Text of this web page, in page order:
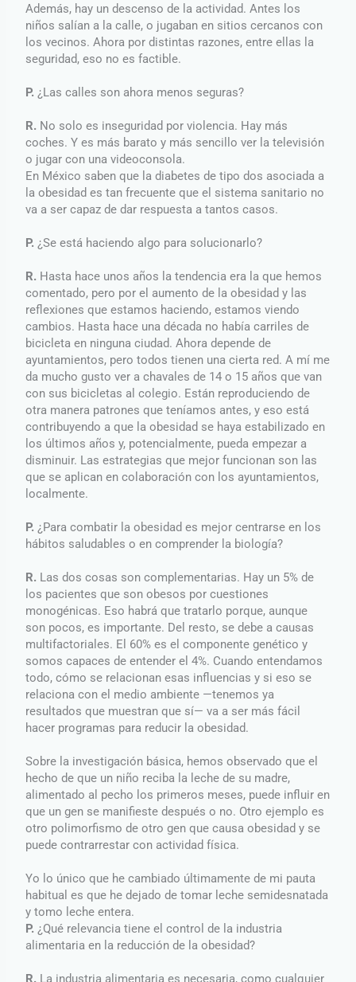
Además, hay un descenso de la actividad. Antes los
niños salían a la calle, o jugaban en sitios cercanos con
los vecinos. Ahora por distintas razones, entre ellas la
seguridad, eso no es factible.
P. ¿Las calles son ahora menos seguras?
R. No solo es inseguridad por violencia. Hay más
coches. Y es más barato y más sencillo ver la televisión
o jugar con una videoconsola.
En México saben que la diabetes de tipo dos asociada a
la obesidad es tan frecuente que el sistema sanitario no
va a ser capaz de dar respuesta a tantos casos.
P. ¿Se está haciendo algo para solucionarlo?
R. Hasta hace unos años la tendencia era la que hemos
comentado, pero por el aumento de la obesidad y las
reflexiones que estamos haciendo, estamos viendo
cambios. Hasta hace una década no había carriles de
bicicleta en ninguna ciudad. Ahora depende de
ayuntamientos, pero todos tienen una cierta red. A mí me
da mucho gusto ver a chavales de 14 o 15 años que van
con sus bicicletas al colegio. Están reproduciendo de
otra manera patrones que teníamos antes, y eso está
contribuyendo a que la obesidad se haya estabilizado en
los últimos años y, potencialmente, pueda empezar a
disminuir. Las estrategias que mejor funcionan son las
que se aplican en colaboración con los ayuntamientos,
localmente.
P. ¿Para combatir la obesidad es mejor centrarse en los
hábitos saludables o en comprender la biología?
R. Las dos cosas son complementarias. Hay un 5% de
los pacientes que son obesos por cuestiones
monogénicas. Eso habrá que tratarlo porque, aunque
son pocos, es importante. Del resto, se debe a causas
multifactoriales. El 60% es el componente genético y
somos capaces de entender el 4%. Cuando entendamos
todo, cómo se relacionan esas influencias y si eso se
relaciona con el medio ambiente —tenemos ya
resultados que muestran que sí— va a ser más fácil
hacer programas para reducir la obesidad.
Sobre la investigación básica, hemos observado que el
hecho de que un niño reciba la leche de su madre,
alimentado al pecho los primeros meses, puede influir en
que un gen se manifieste después o no. Otro ejemplo es
otro polimorfismo de otro gen que causa obesidad y se
puede contrarrestar con actividad física.
Yo lo único que he cambiado últimamente de mi pauta
habitual es que he dejado de tomar leche semidesnatada
y tomo leche entera.
P. ¿Qué relevancia tiene el control de la industria
alimentaria en la reducción de la obesidad?
R. La industria alimentaria es necesaria, como cualquier